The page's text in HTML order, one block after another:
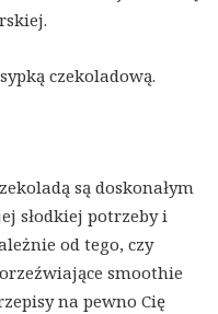
czekoladową.
są doskonałym
słodkiej potrzeby i
od tego, czy
smoothie
na pewno Cię